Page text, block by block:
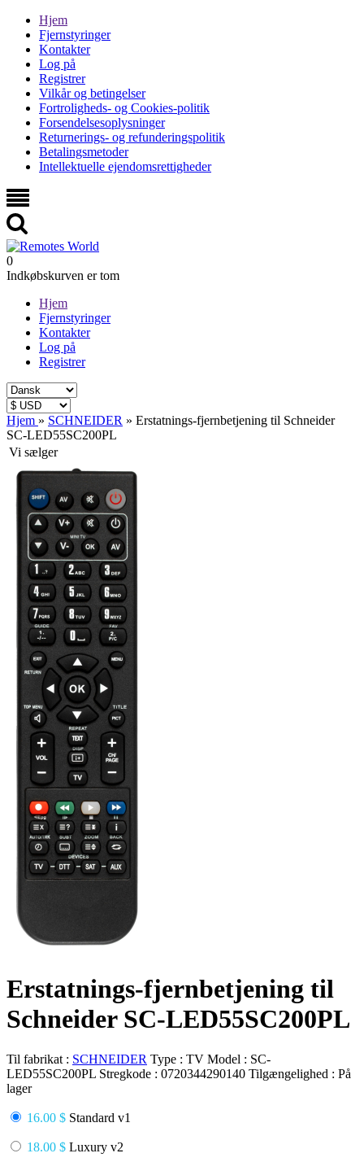
Hjem
Fjernstyringer
Kontakter
Log på
Registrer
Vilkår og betingelser
Fortroligheds- og Cookies-politik
Forsendelsesoplysninger
Returnerings- og refunderingspolitik
Betalingsmetoder
Intellektuelle ejendomsrettigheder
0
Indkøbskurven er tom
Hjem
Fjernstyringer
Kontakter
Log på
Registrer
Hjem » SCHNEIDER » Erstatnings-fjernbetjening til Schneider
SC-LED55SC200PL
Vi sælger
Erstatnings-fjernbetjening til
Schneider SC-LED55SC200PL
Til fabrikat : SCHNEIDER Type : TV Model : SC-
LED55SC200PL Stregkode : 0720344290140 Tilgængelighed : På
lager
16.00 $ Standard v1
18.00 $ Luxury v2